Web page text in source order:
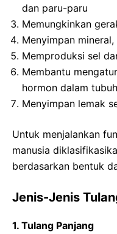
dan paru-paru
Memungkinkan
Menyimpan
Memproduksi sel
Membantu
hormon dalam tubuh
Menyimpan lemak
Untuk menjalankan
manusia
berdasarkan bentuk
Jenis-Jenis
1. Tulang Panjang